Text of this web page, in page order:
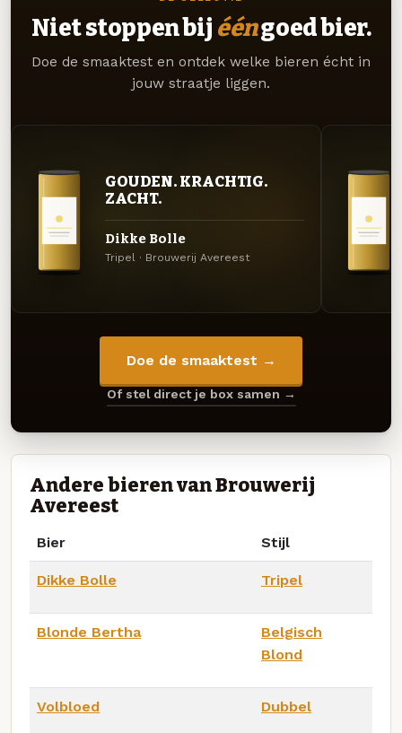
Niet stoppen bij ééngoed bier.
Doe de smaaktest en ontdek welke bieren écht in
jouw straatje liggen.
GOUDEN. KRACHTIG.
ZACHT.
Dikke Bolle
Tripel · Brouwerij Avereest
Doe de smaaktest →
Of stel direct je box samen →
Andere bieren van Brouwerij
Avereest
Bier Stijl
Dikke Bolle Tripel
Blonde Bertha
Belgisch
Blond
Volbloed Dubbel